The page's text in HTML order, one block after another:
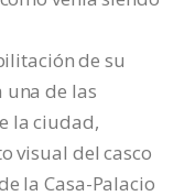
de su
una de las
la ciudad,
visual del casco
la Casa-Palacio